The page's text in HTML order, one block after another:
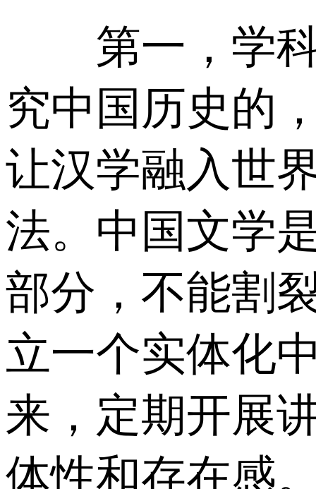
第一，学科
究中国历史的
让汉学融入世
法。中国文学
部分，不能割
立一个实体化
来，定期开展
体性和存在感